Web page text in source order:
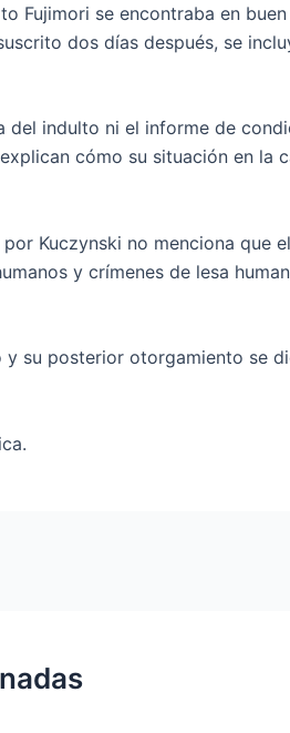
Fujimori se encontraba en
dos días después, se
del indulto ni el informe de
cómo su situación en la
Kuczynski no menciona que
y crímenes de lesa
su posterior otorgamiento se